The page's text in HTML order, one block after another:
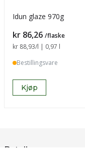
Idun glaze 970g
Pris
kr 86,26 /flaske
Sammenligning pris
kr 88,93/l | 0,97 l
Bestillingsvare
Kjøp
Betaling